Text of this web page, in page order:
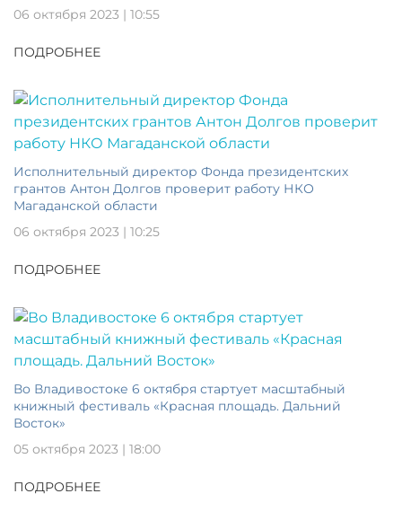
06 октября 2023 | 10:55
ПОДРОБНЕЕ
Исполнительный директор Фонда президентских
грантов Антон Долгов проверит работу НКО
Магаданской области
06 октября 2023 | 10:25
ПОДРОБНЕЕ
Во Владивостоке 6 октября стартует масштабный
книжный фестиваль «Красная площадь. Дальний
Восток»
05 октября 2023 | 18:00
ПОДРОБНЕЕ